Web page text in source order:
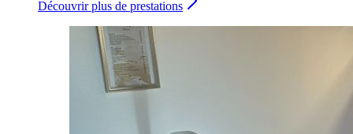
Découvrir plus de prestations